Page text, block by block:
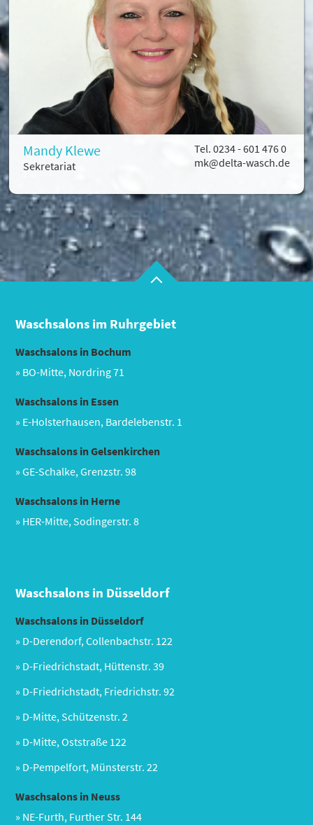
Mandy Klewe
Se­kre­ta­ri­at
Tel. 0234 - 601 476 0
mk@delta-wasch.de
Waschsalons im Ruhrgebiet
Waschsalons in Bochum
» BO-Mitte, Nordring 71
Waschsalons in Essen
» E-Holsterhausen, Bardelebenstr. 1
Waschsalons in Gelsenkirchen
» GE-Schalke, Grenzstr. 98
Waschsalons in Herne
» HER-Mitte, Sodingerstr. 8
Waschsalons in Düsseldorf
Waschsalons in Düsseldorf
» D-Derendorf, Collenbachstr. 122
» D-Friedrichstadt, Hüttenstr. 39
» D-Friedrichstadt, Friedrichstr. 92
» D-Mitte, Schützenstr. 2
» D-Mitte, Oststraße 122
» D-Pempelfort, Münsterstr. 22
Waschsalons in Neuss
» NE-Furth, Further Str. 144
Cookie-Hinweis
Um unsere Webseiten für Sie optimal zu
gestalten und fortlaufend zu verbessern, sowie
zur Geschwindigkeitsoptimierung verwenden
Über den Button 'Konfigurieren' können Sie
Weitere Informationen erhalten Sie in unserer
Datenschutzerklärung.
Alle akzeptieren